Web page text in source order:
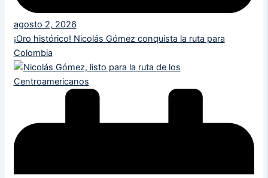
agosto 2, 2026
¡Oro histórico! Nicolás Gómez conquista la ruta para
Colombia